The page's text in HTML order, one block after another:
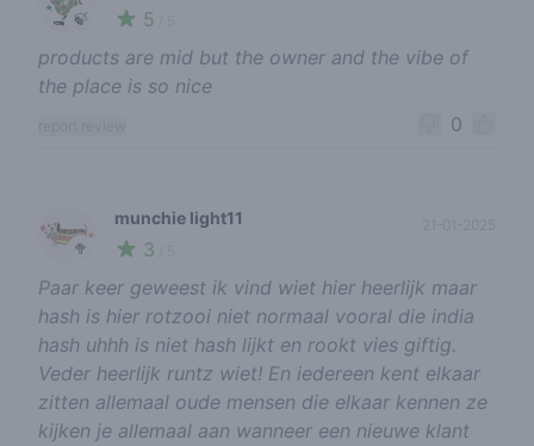
🍃 5
products are mid but the owner and the vibe of
the place is so nice
0
🥦
munchie light11
3
Paar keer geweest ik vind wiet hier heerlijk maar
hash is hier rotzooi niet normaal vooral die india
hash uhhh is niet hash lijkt en rookt vies giftig.
Veder heerlijk runtz wiet! En iedereen kent elkaar
zitten allemaal oude mensen die elkaar kennen ze
kijken je allemaal aan wanneer een nieuwe klant